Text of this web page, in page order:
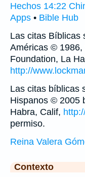
Hechos 14:22
Apps • Bible Hub
Las citas Bíblicas
Américas © 1986,
Foundation, La
http://
Las citas bíblicas
Hispanos © 2005
Habra, Calif,
permiso.
Reina Valera
Contexto